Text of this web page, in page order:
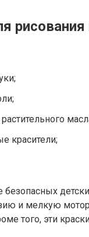
растительного
красители;
безопасных
и мелкую
того, эти